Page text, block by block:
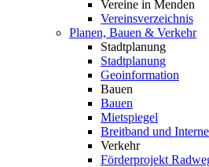
Vereine in Menden
Vereinsverzeichnis
Planen, Bauen & Verkehr
Stadtplanung
Stadtplanung
Geoinformation
Bauen
Bauen
Mietspiegel
Breitband und
Verkehr
Förderprojekt